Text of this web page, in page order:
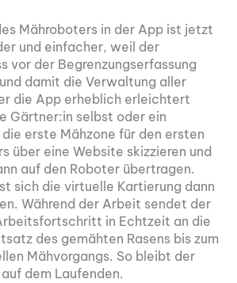
Mähroboters in der App ist jetzt
und einfacher, weil der
vor der Begrenzungserfassung
damit die Verwaltung aller
die App erheblich erleichtert
Gärtner:in selbst oder ein
erste Mähzone für den ersten
über eine Website skizzieren und
auf den Roboter übertragen.
sich die virtuelle Kartierung dann
Während der Arbeit sendet der
in Echtzeit an die
des gemähten Rasens bis zum
Mähvorgangs. So bleibt der
dem Laufenden.